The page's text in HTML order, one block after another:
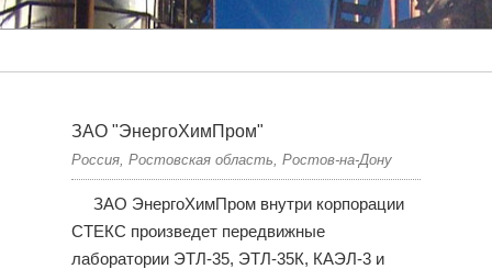
ЗАО "ЭнергоХимПром"
Россия, Ростовская область, Ростов-на-Дону
ЗАО ЭнергоХимПром внутри корпорации
СТЕКС произведет передвижные
лаборатории ЭТЛ-35, ЭТЛ-35К, КАЭЛ-3 и